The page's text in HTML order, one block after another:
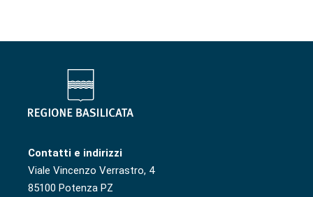
Contatti e indirizzi
Viale Vincenzo Verrastro, 4
85100 Potenza PZ